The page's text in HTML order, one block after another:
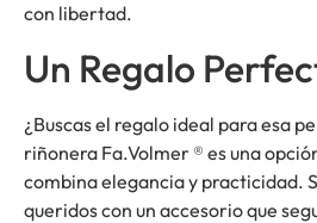
con libertad.
Un Regalo
¿Buscas el regalo ideal para esa
riñonera Fa.Volmer ® es una
combina elegancia y practicidad.
queridos con un accesorio que